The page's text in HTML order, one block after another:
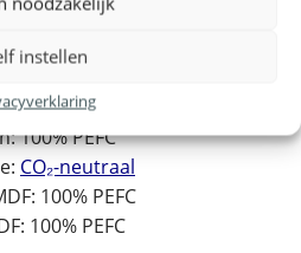
instellen
FSC® Mix 70%
100% PEFC
CO₂-neutraal
100% PEFC
100% PEFC